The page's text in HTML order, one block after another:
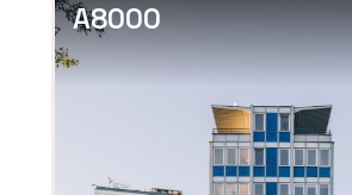
A8000